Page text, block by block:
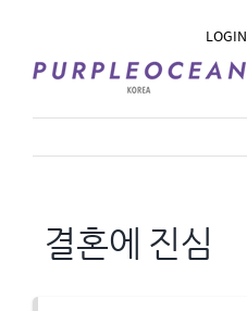
content
LOGIN
결혼에 진심